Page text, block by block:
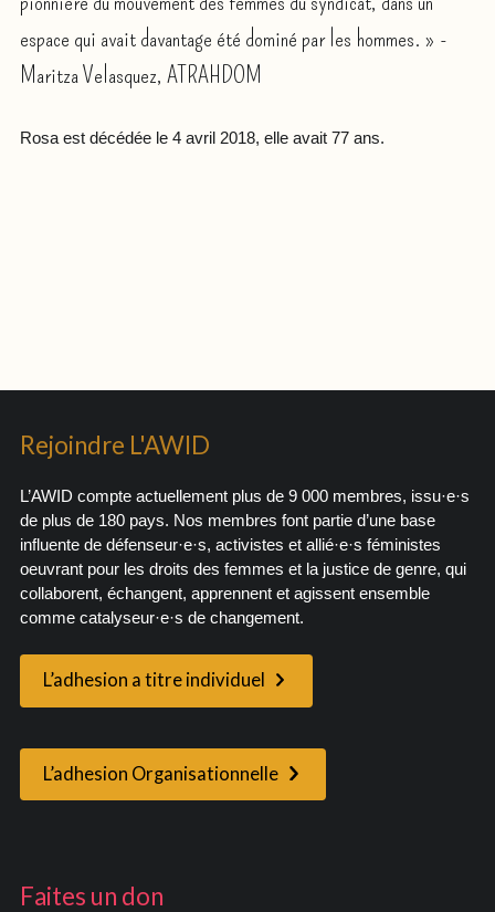
espace qui avait davantage été dominé par les hommes. » -
Maritza Velasquez, ATRAHDOM
Rosa est décédée le 4 avril 2018, elle avait 77 ans.
Rejoindre L'AWID
L’AWID compte actuellement plus de 9 000 membres, issu·e·s
de plus de 180 pays. Nos membres font partie d’une base
influente de défenseur·e·s, activistes et allié·e·s féministes
oeuvrant pour les droits des femmes et la justice de genre, qui
collaborent, échangent, apprennent et agissent ensemble
comme catalyseur·e·s de changement.
L’adhesion a titre individuel
L’adhesion Organisationnelle
Faites un don